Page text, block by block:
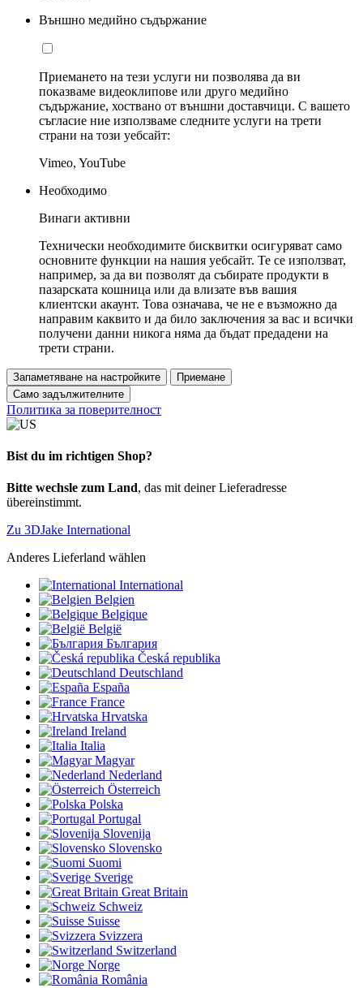
Външно медийно съдържание
Приемането на тези услуги ни позволява да ви
показваме видеоклипове или друго медийно
съдържание, хоствано от външни доставчици. С вашето
съгласие ние използваме следните услуги на трети
страни на този уебсайт:
Vimeo, YouTube
Необходимо
Винаги активни
Технически необходимите бисквитки осигуряват само
основните функции на нашия уебсайт. Те се използват,
например, за да ви позволят да събирате продукти в
пазарската кошница или да влизате във вашия
клиентски акаунт. Това означава, че не е възможно да
направим каквито и да било заключения за вас и всички
получени данни никога няма да бъдат предадени на
трети страни.
Запаметяване на настройките
Приемане
Само задължителните
Политика за поверителност
Bist du im richtigen Shop?
Bitte wechsle zum Land, das mit deiner Lieferadresse
übereinstimmt.
Zu 3DJake International
Anderes Lieferland wählen
International
Belgien
Belgique
België
България
Česká republika
Deutschland
España
France
Hrvatska
Ireland
Italia
Magyar
Nederland
Österreich
Polska
Portugal
Slovenija
Slovensko
Suomi
Sverige
Great Britain
Schweiz
Suisse
Svizzera
Switzerland
Norge
România